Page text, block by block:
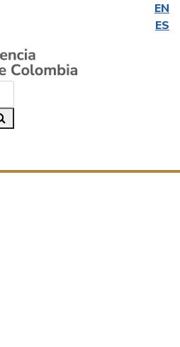
EN
ES